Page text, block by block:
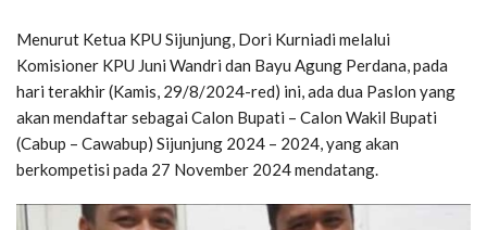
Menurut Ketua KPU Sijunjung, Dori Kurniadi melalui
Komisioner KPU Juni Wandri dan Bayu Agung Perdana, pada
hari terakhir (Kamis, 29/8/2024-red) ini, ada dua Paslon yang
akan mendaftar sebagai Calon Bupati – Calon Wakil Bupati
(Cabup – Cawabup) Sijunjung 2024 – 2024, yang akan
berkompetisi pada 27 November 2024 mendatang.